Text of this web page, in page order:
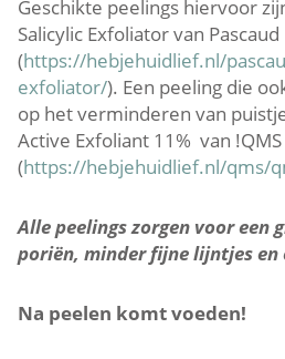
Geschikte peelings hiervoor
Salicylic Exfoliator van Pascaud
(https://hebjehuidlief.nl/
exfoliator/). Een peeling die
op het verminderen van
Active Exfoliant 11% van !QMS
(https://hebjehuidlief.nl/qms/
Alle peelings zorgen voor een
poriën, minder fijne lijntjes en
Na peelen komt voeden!